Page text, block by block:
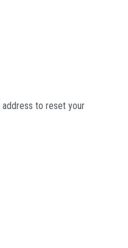
address to reset your